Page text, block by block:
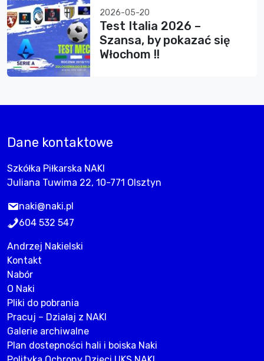
2026-05-20
Test Italia 2026 –
Szansa, by pokazać się
Włochom !!
Dane kontaktowe
Szkółka Piłkarska NAKI
Juliana Tuwima 22, 10-771 Olsztyn
naki@naki.pl
604 532 547
Andrzej Nakielski
Kontakt
Nabór
O Naki
Pliki do pobrania
Pracuj – Działaj z NAKI
Galerie archiwalne
Plan dostepności hali i boiska Naki